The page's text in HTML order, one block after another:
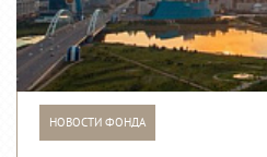
НОВОСТИ ФОНДА